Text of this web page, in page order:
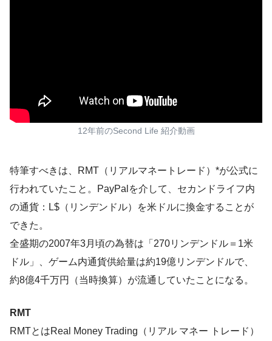
12年前のSecond Life 紹介動画
特筆すべきは、RMT（リアルマネートレード）*が公式に
行われていたこと。PayPalを介して、セカンドライフ内
の通貨：L$（リンデンドル）を米ドルに換金することが
できた。
全盛期の2007年3月頃の為替は「270リンデンドル＝1米
ドル」、ゲーム内通貨供給量は約19億リンデンドルで、
約8億4千万円（当時換算）が流通していたことになる。
RMT
RMTとはReal Money Trading（リアル マネー トレード）